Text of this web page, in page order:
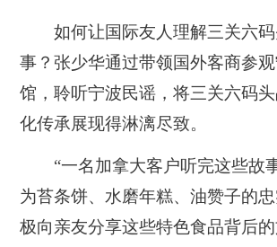
如何让国际友人理解三关六码
事？张少华通过带领国外客商参
馆，聆听宁波民谣，将三关六码
化传承展现得淋漓尽致。
“一名加拿大客户听完这些故
为苔条饼、水磨年糕、油赞子的
极向亲友分享这些特色食品背后